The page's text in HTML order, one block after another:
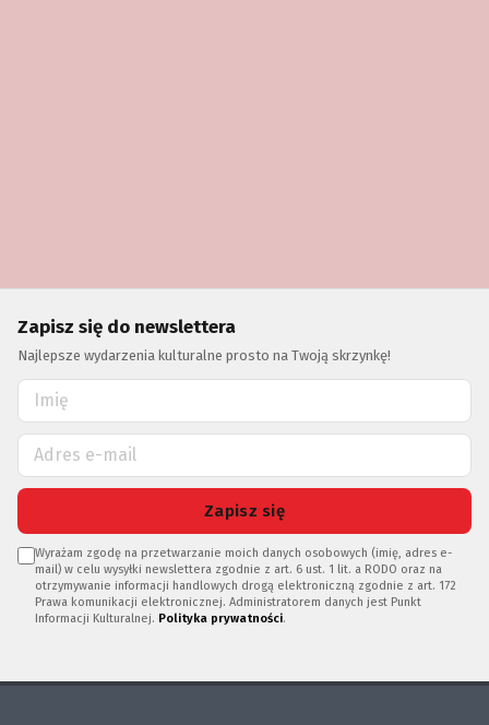
Zapisz się do newslettera
Najlepsze wydarzenia kulturalne prosto na Twoją skrzynkę!
Zapisz się
Wyrażam zgodę na przetwarzanie moich danych osobowych (imię, adres e-
mail) w celu wysyłki newslettera zgodnie z art. 6 ust. 1 lit. a RODO oraz na
otrzymywanie informacji handlowych drogą elektroniczną zgodnie z art. 172
Prawa komunikacji elektronicznej. Administratorem danych jest Punkt
Informacji Kulturalnej. Polityka prywatności.